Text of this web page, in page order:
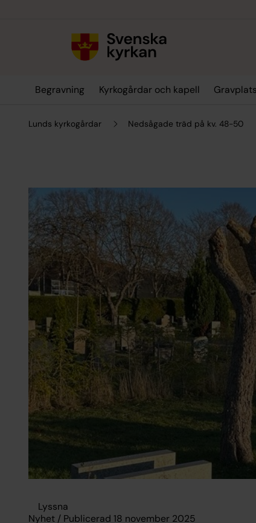
Begravning Kyrkogårdar och kapell
Lunds kyrkogårdar Nedsågade träd på kv. 48-50
Lyssna
Nyhet / Publicerad 18 november 2025